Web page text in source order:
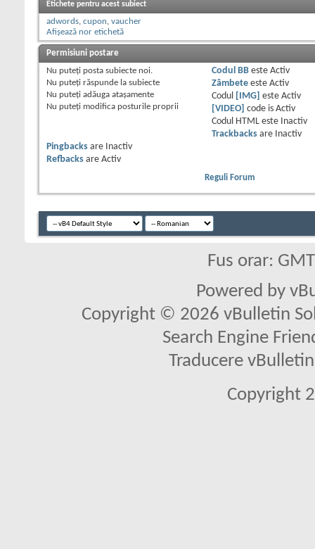
Etichete pentru acest subiect
adwords, cupon, vaucher
Afișează nor etichetă
Permisiuni postare
Nu puteţi posta subiecte noi.
Nu puteţi răspunde la subiecte
Nu puteţi adăuga ataşamente
Nu puteţi modifica posturile proprii
Codul BBeste Activ
Zâmbeteeste Activ
Codul
[IMG] este Activ
[VIDEO] code is Activ
Codul HTML este
Inactiv
Trackbacksare
Inactiv
Pingbacks are
Inactiv
Refbacks are Activ
Reguli Forum
Fus orar:
Powered by
Copyright © 2026 vBulletin
Search Engine
Traducere
Copyright